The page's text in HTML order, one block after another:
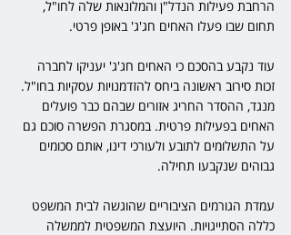
הרחבת פעילות הנדל"ן והמלונאות שלה לחו"ל,
תחום שבו פעלו האחים חג'ג' באופן פרטי.
עוד נקבע בהסכם כי האחים חג'ג' יעניקו לחברה
זכות סירוב ראשונה ביחס להזדמנויות עסקיות בחו"ל.
מנגד, ההסדר החריג אזורים שבהם כבר פועלים
האחים בפעילות פרטית. במסגרת הפשרה סוכם גם
על התשלומים לתובע ולעורכי דינו, אותם סכומים
גבוהים שנקבעו תחילה.
עמדת הגורמים הציבוריים שהוגשה לבית המשפט
כללה הסתייגויות. היועצת המשפטית לממשלה